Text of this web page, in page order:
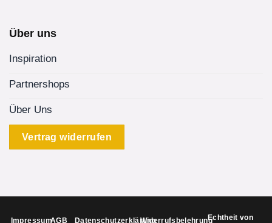
Über uns
Inspiration
Partnershops
Über Uns
Vertrag widerrufen
ImpressumAGB DatenschutzerklärungWiderrufsbelehrungEchtheit von